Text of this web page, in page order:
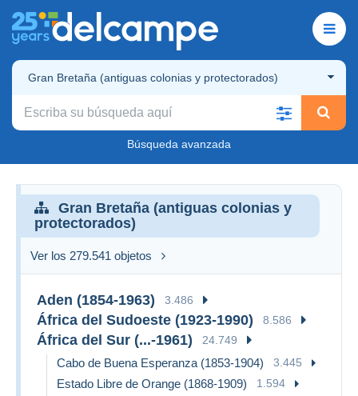
Gran Bretaña (antiguas colonias y protectorados)
Búsqueda avanzada
Gran Bretaña (antiguas colonias y
protectorados)
Ver los 279.541 objetos
Aden (1854-1963) 3.486
África del Sudoeste (1923-1990) 8.586
África del Sur (...-1961) 24.749
Cabo de Buena Esperanza (1853-1904) 3.445
Estado Libre de Orange (1868-1909) 1.594